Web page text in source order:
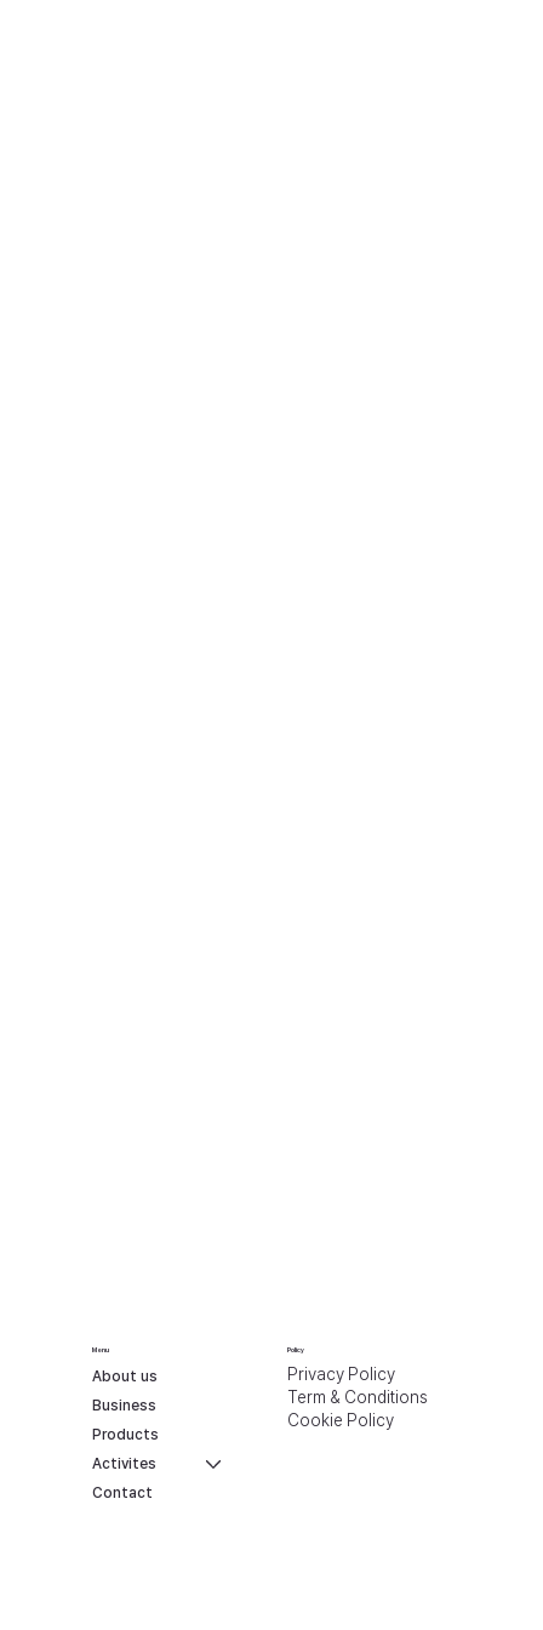
Menu
About us
Business
Products
Activites
Contact
Policy
Privacy Policy
Term & Conditions
Cookie Policy